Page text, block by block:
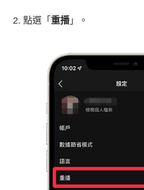
點選「 重播」。